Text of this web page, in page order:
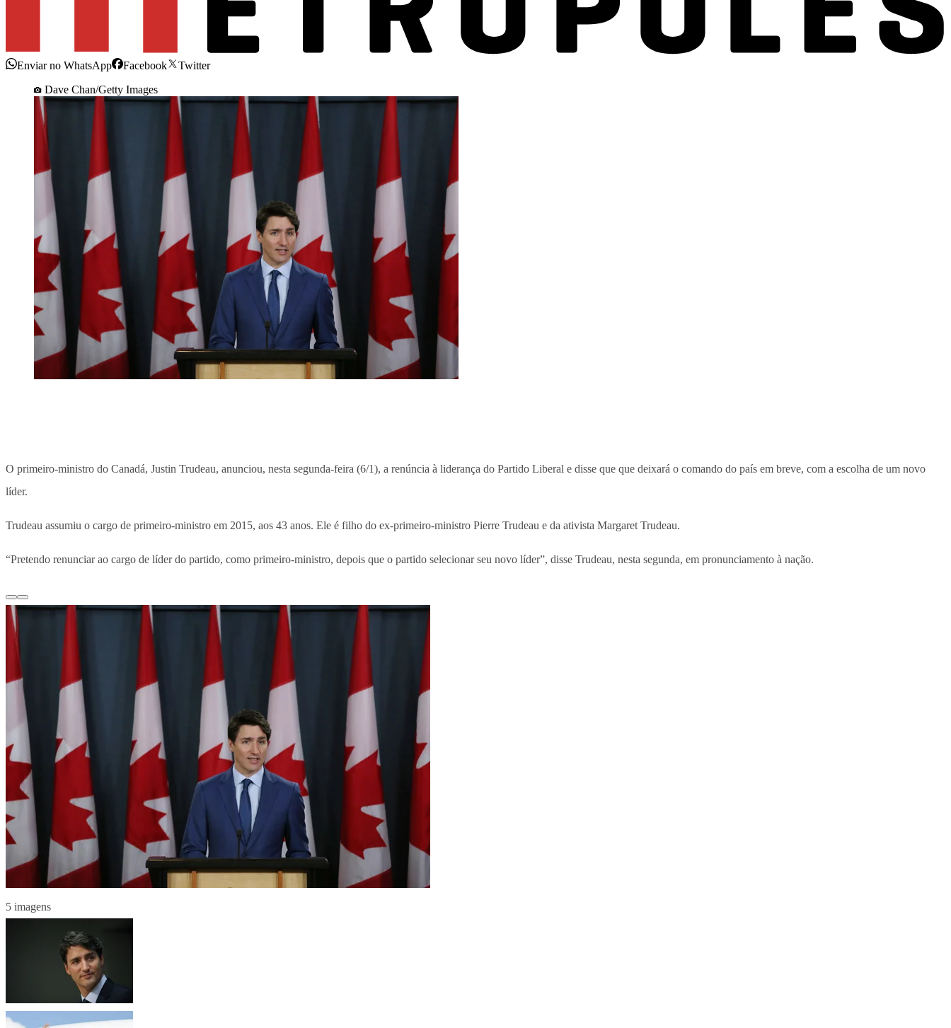
Enviar no WhatsApp Facebook
Twitter
Dave Chan/Getty Images
O primeiro-ministro do Canadá, Justin Trudeau, anunciou, nesta segunda-feira (6/1), a renúncia à liderança do Partido Liberal e disse que que deixará o comando do país em breve, com a escolha de um novo
líder.
Trudeau assumiu o cargo de primeiro-ministro em 2015, aos 43 anos. Ele é filho do ex-primeiro-ministro Pierre Trudeau e da ativista Margaret Trudeau.
“Pretendo renunciar ao cargo de líder do partido, como primeiro-ministro, depois que o partido selecionar seu novo líder”, disse Trudeau, nesta segunda, em pronunciamento à nação.
5 imagens